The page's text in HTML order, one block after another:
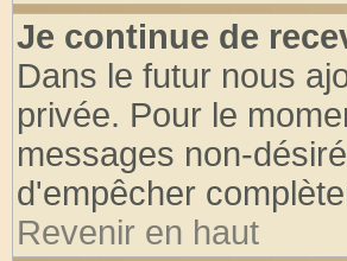
Je continue de
Dans le futur nous
privée. Pour le
messages non-
d'empêcher
Revenir en haut